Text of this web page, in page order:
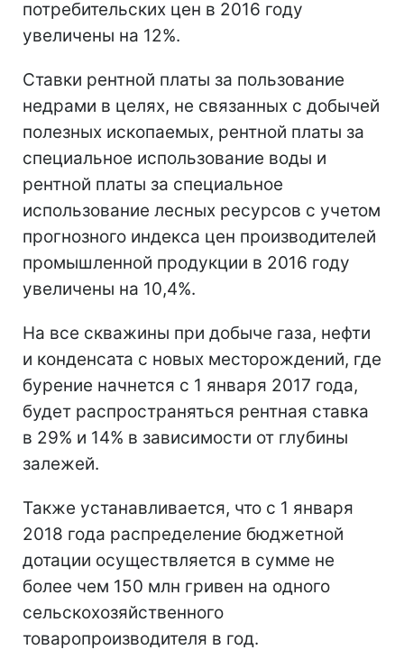
потребительских цен в 2016 году
увеличены на 12%.
Ставки рентной платы за пользование
недрами в целях, не связанных с добычей
полезных ископаемых, рентной платы за
специальное использование воды и
рентной платы за специальное
использование лесных ресурсов с учетом
прогнозного индекса цен производителей
промышленной продукции в 2016 году
увеличены на 10,4%.
На все скважины при добыче газа, нефти
и конденсата с новых месторождений, где
бурение начнется с 1 января 2017 года,
будет распространяться рентная ставка
в 29% и 14% в зависимости от глубины
залежей.
Также устанавливается, что с 1 января
2018 года распределение бюджетной
дотации осуществляется в сумме не
более чем 150 млн гривен на одного
сельскохозяйственного
товаропроизводителя в год.